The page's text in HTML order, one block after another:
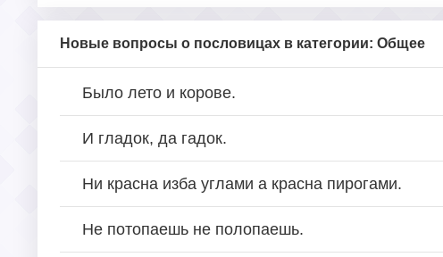
Новые вопросы о пословицах в категории: Общее
Было лето и корове.
И гладок, да гадок.
Ни красна изба углами а красна пирогами.
Не потопаешь не полопаешь.